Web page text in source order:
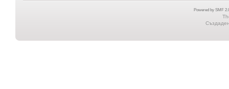
Powered by SMF